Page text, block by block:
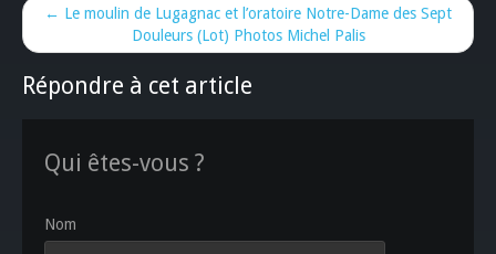
← Le moulin de Lugagnac et l’oratoire Notre-Dame des Sept
Douleurs (Lot) Photos Michel Palis
Répondre à cet article
Qui êtes-vous ?
Nom